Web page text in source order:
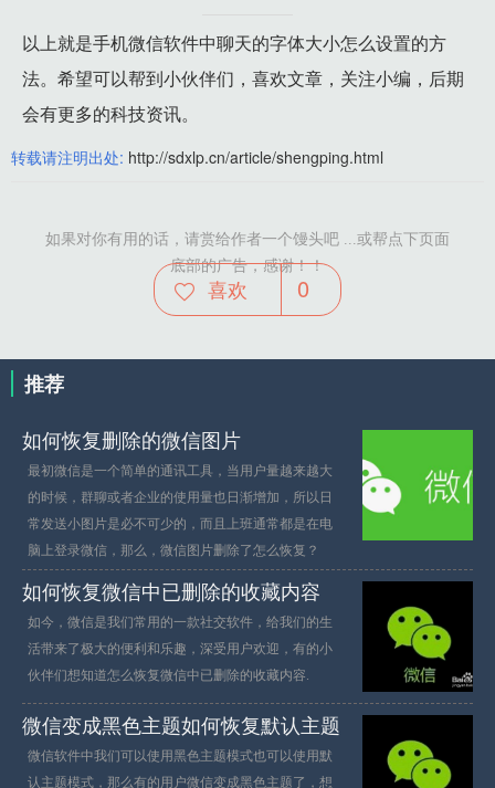
以上就是手机微信软件中聊天的字体大小怎么设置的方
法。希望可以帮到小伙伴们，喜欢文章，关注小编，后期
会有更多的科技资讯。
转载请注明出处: http://sdxlp.cn/article/shengping.html
如果对你有用的话，请赏给作者一个馒头吧 ...或帮点下页面
底部的广告，感谢！！
喜欢 0
推荐
如何恢复删除的微信图片
最初微信是一个简单的通讯工具，当用户量越来越大
的时候，群聊或者企业的使用量也日渐增加，所以日
常发送小图片是必不可少的，而且上班通常都是在电
脑上登录微信，那么，微信图片删除了怎么恢复？
如何恢复微信中已删除的收藏内容
如今，微信是我们常用的一款社交软件，给我们的生
活带来了极大的便利和乐趣，深受用户欢迎，有的小
伙伴们想知道怎么恢复微信中已删除的收藏内容.
微信变成黑色主题如何恢复默认主题
微信软件中我们可以使用黑色主题模式也可以使用默
认主题模式，那么有的用户微信变成黑色主题了，想